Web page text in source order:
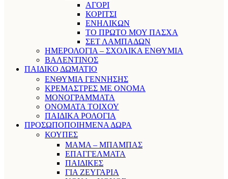
ΑΓΟΡΙ
ΚΟΡΙΤΣΙ
ΕΝΗΛΙΚΩΝ
ΤΟ ΠΡΩΤΟ ΜΟΥ ΠΑΣΧΑ
ΣΕΤ ΛΑΜΠΑΔΩΝ
ΗΜΕΡΟΛΟΓΙΑ – ΣΧΟΛΙΚΑ ΕΝΘΥΜΙΑ
ΒΑΛΕΝΤΙΝΟΣ
ΠΑΙΔΙΚΟ ΔΩΜΑΤΙΟ
ΕΝΘΥΜΙΑ ΓΕΝΝΗΣΗΣ
ΚΡΕΜΑΣΤΡΕΣ ΜΕ ΟΝΟΜΑ
ΜΟΝΟΓΡΑΜΜΑΤΑ
ΟΝΟΜΑΤΑ ΤΟΙΧΟΥ
ΠΑΙΔΙΚΑ ΡΟΛΟΓΙΑ
ΠΡΟΣΩΠΟΠΟΙΗΜΕΝΑ ΔΩΡΑ
ΚΟΥΠΕΣ
ΜΑΜΑ – ΜΠΑΜΠΑΣ
ΕΠΑΓΓΕΛΜΑΤΑ
ΠΑΙΔΙΚΕΣ
ΓΙΑ ΖΕΥΓΑΡΙΑ